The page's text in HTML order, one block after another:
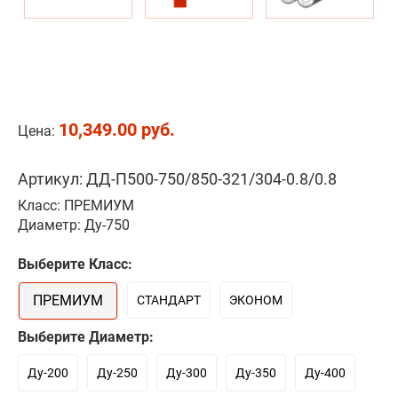
Цена: 10,349.00 руб.
Артикул: ДД-П500-750/850-321/304-0.8/0.8
Класс: ПРЕМИУМ
Диаметр: Ду-750
Выберите Класс:
ПРЕМИУМ СТАНДАРТ ЭКОНОМ
Выберите Диаметр:
Ду-200 Ду-250 Ду-300 Ду-350 Ду-400